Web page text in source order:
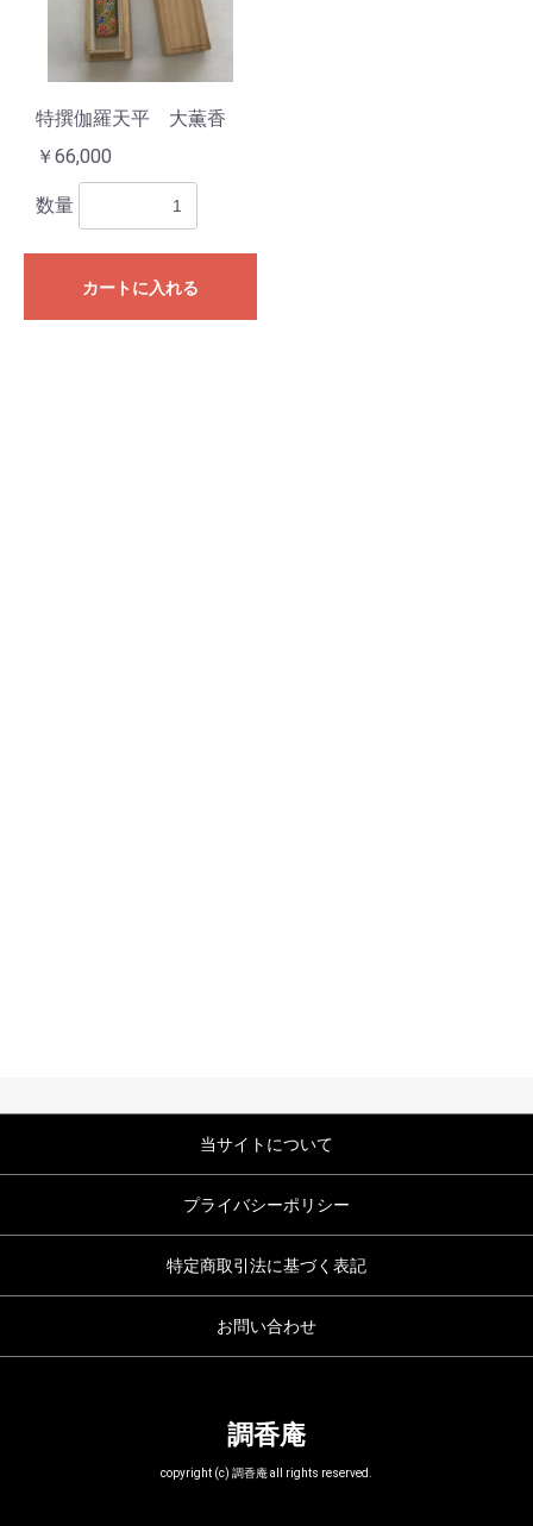
特撰伽羅天平 大薫香
￥66,000
数量
カートに入れる
お買い物を続ける
当サイトについて
プライバシーポリシー
特定商取引法に基づく表記
お問い合わせ
調香庵
copyright (c) 調香庵 all rights reserved.